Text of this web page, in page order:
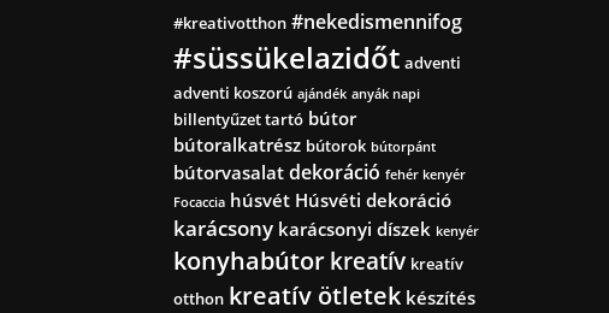
#kreativotthon #nekedismennifog
#süssükelazidőt adventi
adventi koszorú ajándék anyák napi
billentyűzet tartó bútor
bútoralkatrész bútorok bútorpánt
bútorvasalat dekoráció fehér kenyér
Focaccia húsvét Húsvéti dekoráció
karácsony karácsonyi díszek kenyér
konyhabútor kreatív kreatív
otthon kreatív ötletek készítés